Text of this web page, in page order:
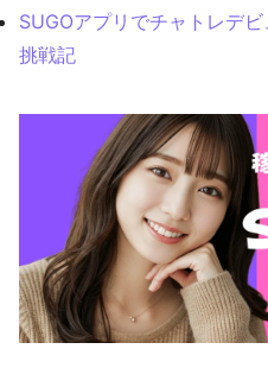
SUGOアプリでチャトレデ
挑戦記